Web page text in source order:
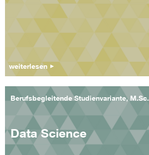
weiterlesen
Berufsbegleitende Studienvariante, M.Sc.
Data Science